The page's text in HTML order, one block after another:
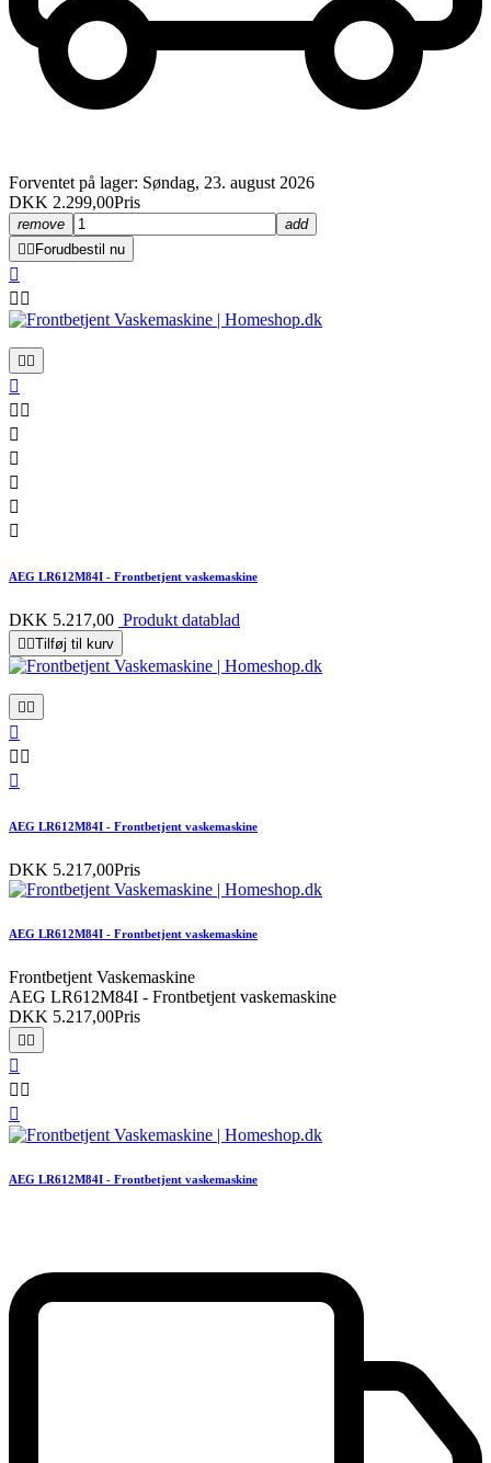
Forventet på lager: Søndag, 23. august 2026
DKK 2.299,00Pris
remove
add
  Forudbestil nu

 
 

 





AEG LR612M84I - Frontbetjent vaskemaskine
DKK 5.217,00 Produkt datablad
 Tilføj til kurv
 

 

AEG LR612M84I - Frontbetjent vaskemaskine
DKK 5.217,00Pris
AEG LR612M84I - Frontbetjent vaskemaskine
Frontbetjent Vaskemaskine
AEG LR612M84I - Frontbetjent vaskemaskine
DKK 5.217,00Pris
 

 

AEG LR612M84I - Frontbetjent vaskemaskine